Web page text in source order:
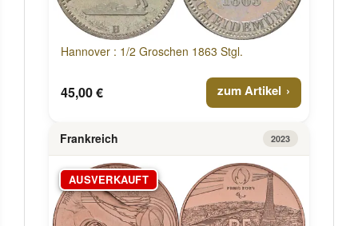
Hannover : 1/2 Groschen 1863 Stgl.
45,00 € zum Artikel
Frankreich 2023
AUSVERKAUFT